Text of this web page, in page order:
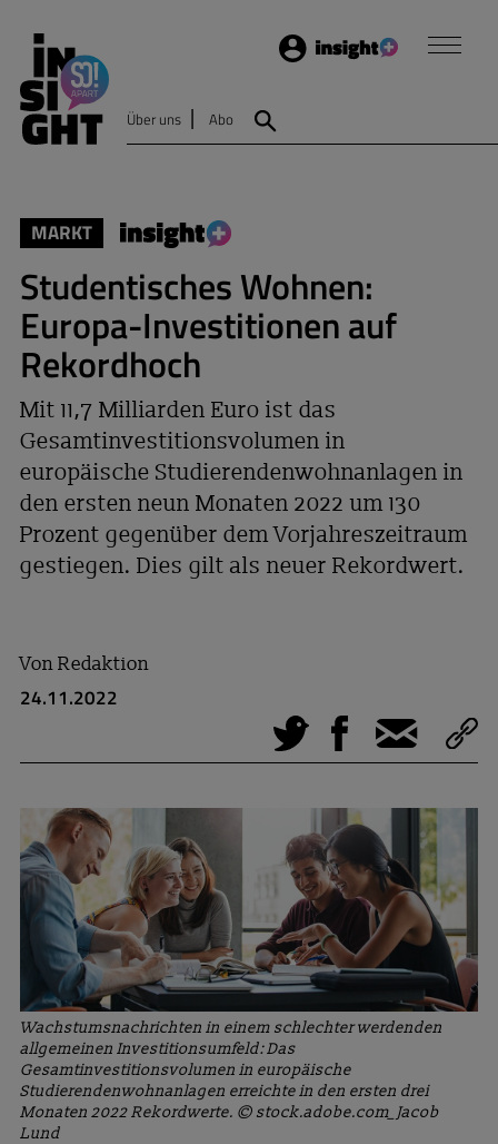
Login
Über uns Abo
MARKT
Studentisches Wohnen:
Europa-Investitionen auf
Rekordhoch
Mit 11,7 Milliarden Euro ist das
Gesamtinvestitionsvolumen in
europäische Studierendenwohnanlagen in
den ersten neun Monaten 2022 um 130
Prozent gegenüber dem Vorjahreszeitraum
gestiegen. Dies gilt als neuer Rekordwert.
VonRedaktion
24.11.2022
Tweet Facebook
E-Mail
Wachstumsnachrichten in einem schlechter werdenden
allgemeinen Investitionsumfeld: Das
Gesamtinvestitionsvolumen in europäische
Studierendenwohnanlagen erreichte in den ersten drei
Monaten 2022 Rekordwerte. © stock.adobe.com_ Jacob
Lund